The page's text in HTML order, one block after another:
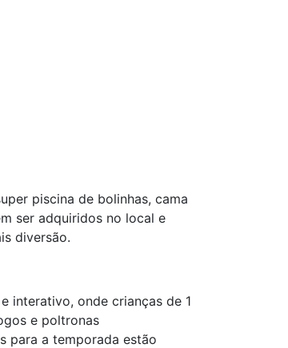
piscina de bolinhas, cama
ser adquiridos no local e
diversão.
interativo, onde crianças de 1
e poltronas
para a temporada estão